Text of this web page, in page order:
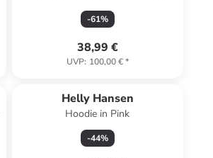
Hellbraun
-61%
38,99 €
UVP: 100,00 €*
Helly Hansen
Hoodie in Pink
-44%